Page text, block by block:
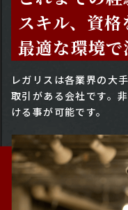
スキル、資
最適な環境で
レガリスは各業界の大
取引がある会社です。
ける事が可能です。